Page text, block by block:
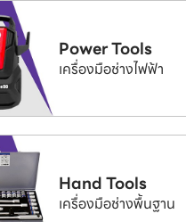
Power Tools
เครื่องมือช่างไฟฟ้า
Hand Tools
เครื่องมือช่างพื้นฐาน